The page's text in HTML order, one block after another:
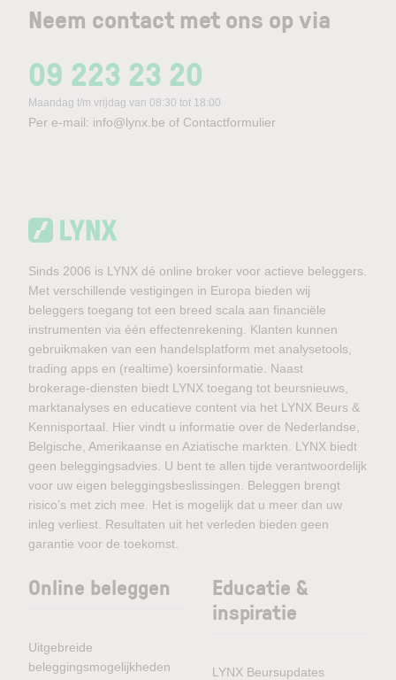
Neem contact met ons op via
09 223 23 20
Maandag t/m vrijdag van 08:30 tot 18:00
Per e-mail: info@lynx.be of Contactformulier
Sinds 2006 is LYNX dé online broker voor actieve beleggers.
Met verschillende vestigingen in Europa bieden wij
beleggers toegang tot een breed scala aan financiële
instrumenten via één effectenrekening. Klanten kunnen
gebruikmaken van een handelsplatform met analysetools,
trading apps en (realtime) koersinformatie. Naast
brokerage-diensten biedt LYNX toegang tot beursnieuws,
marktanalyses en educatieve content via het LYNX Beurs &
Kennisportaal. Hier vindt u informatie over de Nederlandse,
Belgische, Amerikaanse en Aziatische markten. LYNX biedt
geen beleggingsadvies. U bent te allen tijde verantwoordelijk
voor uw eigen beleggingsbeslissingen. Beleggen brengt
risico’s met zich mee. Het is mogelijk dat u meer dan uw
inleg verliest. Resultaten uit het verleden bieden geen
garantie voor de toekomst.
Online beleggen
Uitgebreide
beleggingsmogelijkheden
Educatie &
inspiratie
LYNX Beursupdates